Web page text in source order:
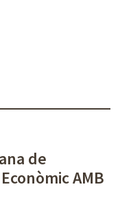
de
AMB